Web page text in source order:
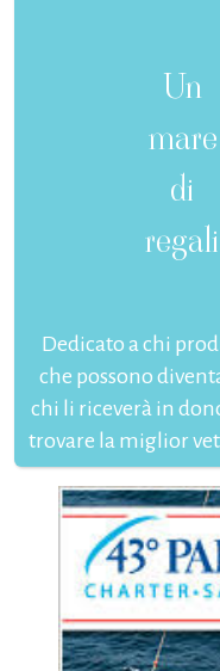
Un
mare
di
regali
Dedicato a chi
che possono
chi li riceverà in
trovare la miglior